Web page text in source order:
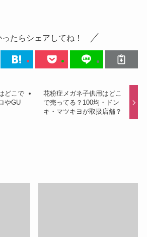
ったらシェアしてね！
どこで
やGU
花粉症メガネ子供用はどこ
で売ってる？100均・ドン
キ・マツキヨが取扱店舗？